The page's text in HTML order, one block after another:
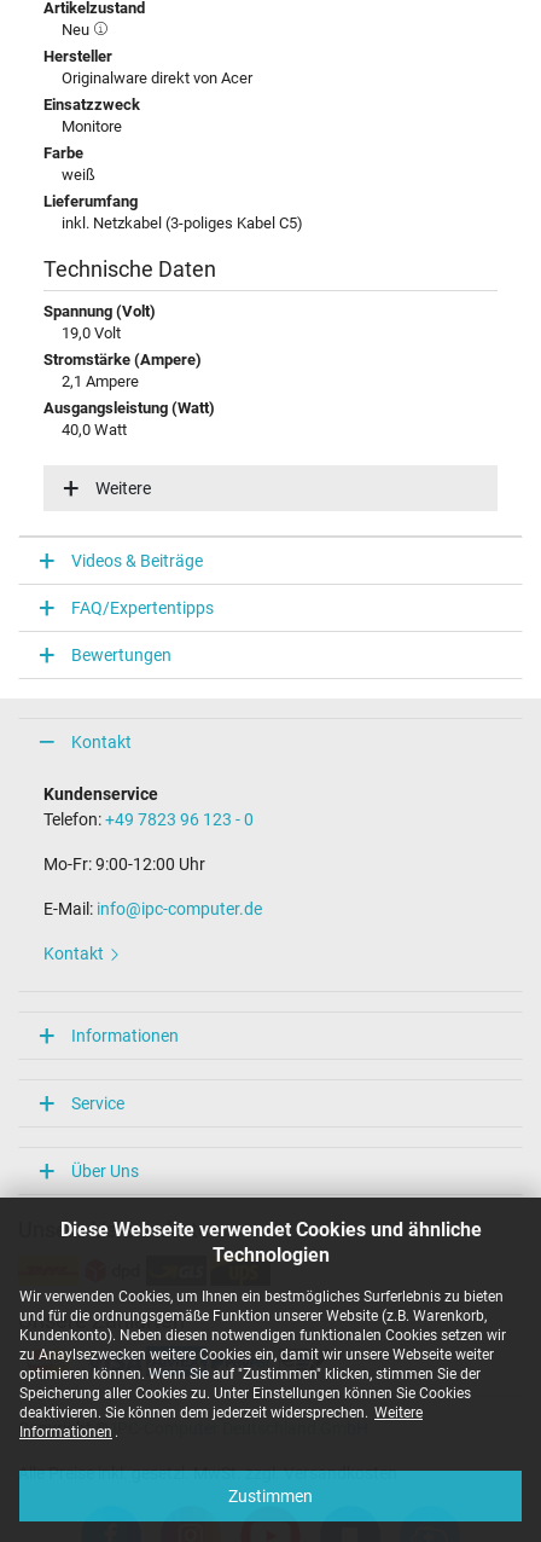
Diese Webseite verwendet Cookies und ähnliche
Technologien
Wir verwenden Cookies, um Ihnen ein bestmögliches Surferlebnis zu bieten
und für die ordnungsgemäße Funktion unserer Website (z.B. Warenkorb,
Kundenkonto). Neben diesen notwendigen funktionalen Cookies setzen wir
zu Anaylsezwecken weitere Cookies ein, damit wir unsere Webseite weiter
optimieren können. Wenn Sie auf "Zustimmen" klicken, stimmen Sie der
Speicherung aller Cookies zu. Unter Einstellungen können Sie Cookies
deaktivieren. Sie können dem jederzeit widersprechen. Weitere
Informationen .
Zustimmen
Artikelzustand
Neu
Hersteller
Originalware direkt von Acer
Einsatzzweck
Monitore
Farbe
weiß
Lieferumfang
inkl. Netzkabel (3-poliges Kabel C5)
Technische Daten
Spannung (Volt)
19,0 Volt
Stromstärke (Ampere)
2,1 Ampere
Ausgangsleistung (Watt)
40,0 Watt
100-240V / 50-60Hz
Notebook Stecker
Steckertyp / -form
rund / 90° abgewinkelt
Steckerlänge (mm)
9,0 mm
5,5 mm / 1,7 mm
Länge Anschlusskabel (m) (ca.)
150.00 m
Maße
Länge / Breite / Höhe
Überlast-, kurzschluss- und überhitzungsgeschützt
CCC
PSE
TÜV Geprüfte Sicherheit
Kategorisierung
Kategorie
Netzteil
Verwendung
Notebook / Laptop
Weitere
Videos & Beiträge
FAQ/Expertentipps
Bewertungen
Kontakt
Kundenservice
Telefon:+49 7823 96 123 - 0
Mo-Fr: 9:00-12:00 Uhr
E-Mail: info@ipc-computer.de
Kontakt
Informationen
Service
Über Uns
Unsere Versandarten
Unsere Zahlarten
Copyright ©
Alle Preise inkl. gesetzl. MwSt. zzgl. Versandkosten